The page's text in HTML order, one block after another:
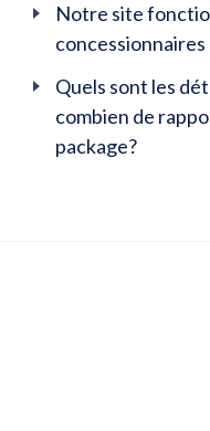
Notre site
Quels sont les
combien de
package?